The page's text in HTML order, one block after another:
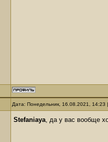
Дата: Понедельник, 16.08.2021,
Stefaniaya , да у вас вообще